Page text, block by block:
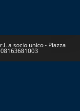
a socio unico - Piazza